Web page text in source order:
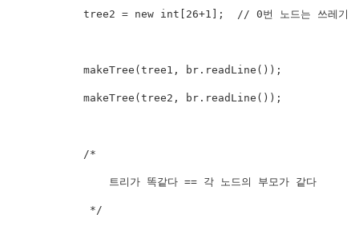
tree2 = new int[26+1];  // 0번 노드는 쓰레기 노
            makeTree(tree1, br.readLine());
            makeTree(tree2, br.readLine());
            /*
                트리가 똑같다 == 각 노드의 부모가 같다
             */